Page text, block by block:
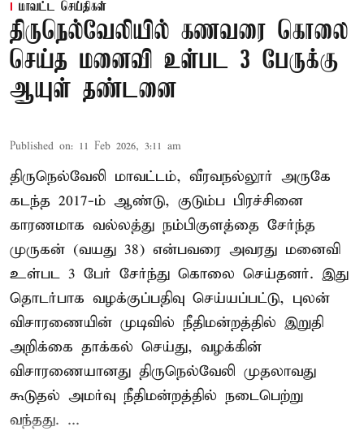
மாவட்ட செய்திகள்
திருநெல்வேலியில் கணவரை கொலை
செய்த மனைவி உள்பட 3 பேருக்கு
ஆயுள் தண்டனை
Published on: 11 Feb 2026, 3:11 am
திருநெல்வேலி மாவட்டம், வீரவநல்லூர் அருகே
கடந்த 2017-ம் ஆண்டு, குடும்ப பிரச்சினை
காரணமாக வல்லத்து நம்பிகுளத்தை சேர்ந்த
முருகன் (வயது 38) என்பவரை அவரது மனைவி
உள்பட 3 பேர் சேர்ந்து கொலை செய்தனர். இது
தொடர்பாக வழக்குப்பதிவு செய்யப்பட்டு, புலன்
விசாரணையின் முடிவில் நீதிமன்றத்தில் இறுதி
அறிக்கை தாக்கல் செய்து, வழக்கின்
விசாரணையானது திருநெல்வேலி முதலாவது
கூடுதல் அமர்வு நீதிமன்றத்தில் நடைபெற்று
வந்தது. ...